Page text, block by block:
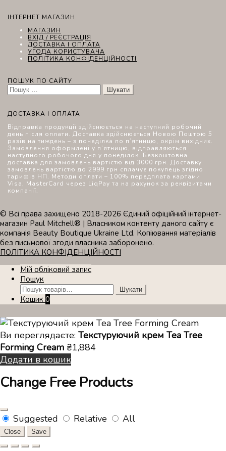
ІНТЕРНЕТ МАГАЗИН
МАГАЗИН
ВХІД / РЕЄСТРАЦІЯ
ДОСТАВКА І ОПЛАТА
УГОДА КОРИСТУВАЧА
ПОЛІТИКА КОНФІДЕНЦІЙНОСТІ
ПОШУК ПО САЙТУ
Пошук:
ДОСТАВКА І ОПЛАТА
Відправка продукції здійснюється на наступний робочий
день після оплати. Доставка здійснюється Новою Поштою 5
разів на тиждень – з понеділка по п’ятницю, окрім вихідних.
Замовлення оформлені у п’ятницю, відправляються
наступного робочого дня у понеділок. Безкоштовна
доставка для замовлень вартістю від 3000 грн. Доставку
замовлень вартістю до 2999 грн сплачує покупець згідно
тарифів НП. Методи оплати – 100% передплата картами
Visa, MasterCard через LiqPay та на рахунок за реквізитами
компанії.
© Всі права захищено 2018-2026 Єдиний офіційний інтернет-
магазин Paul Mitchell® | Власником контенту даного сайту є
компанія Beauty Boutique Ukraine Ltd. Копіювання матеріалів
без письмової згоди власника заборонено.
ПОЛІТИКА КОНФІДЕНЦІЙНОСТІ
Мій обліковий запис
Пошук
Шукати:
Шукати
Кошик 0
Ви переглядаєте: Текстуруючий крем Tea Tree
Forming Cream ₴1,884
Додати в кошик
Change Free Products
Suggested Relative All
Close Save